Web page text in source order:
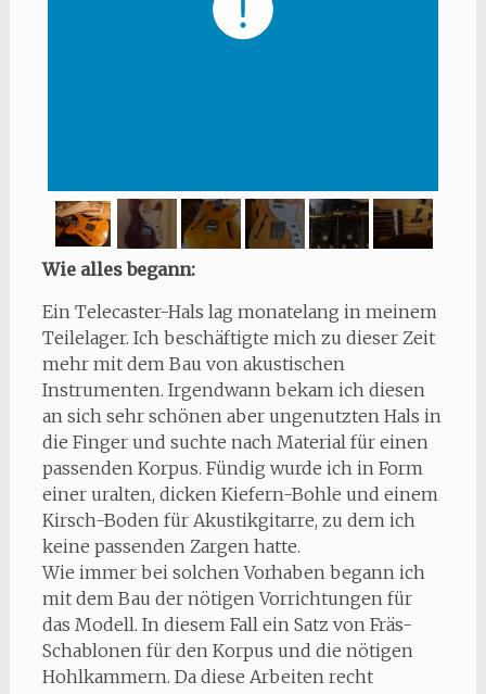
Wie alles begann:
Ein Telecaster-Hals lag monatelang in meinem
Teilelager. Ich beschäftigte mich zu dieser Zeit
mehr mit dem Bau von akustischen
Instrumenten. Irgendwann bekam ich diesen
an sich sehr schönen aber ungenutzten Hals in
die Finger und suchte nach Material für einen
passenden Korpus. Fündig wurde ich in Form
einer uralten, dicken Kiefern-Bohle und einem
Kirsch-Boden für Akustikgitarre, zu dem ich
keine passenden Zargen hatte.
Wie immer bei solchen Vorhaben begann ich
mit dem Bau der nötigen Vorrichtungen für
das Modell. In diesem Fall ein Satz von Fräs-
Schablonen für den Korpus und die nötigen
Hohlkammern. Da diese Arbeiten recht